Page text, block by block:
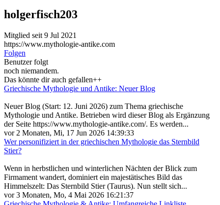
holgerfisch203
Mitglied seit 9 Jul 2021
https://www.mythologie-antike.com
Folgen
Benutzer folgt
noch niemandem.
Das könnte dir auch gefallen++
Griechische Mythologie und Antike: Neuer Blog
Neuer Blog (Start: 12. Juni 2026) zum Thema griechische
Mythologie und Antike. Betrieben wird dieser Blog als Ergänzung
der Seite https://www.mythologie-antike.com/. Es werden...
vor 2 Monaten, Mi, 17 Jun 2026 14:39:33
Wer personifiziert in der griechischen Mythologie das Sternbild
Stier?
Wenn in herbstlichen und winterlichen Nächten der Blick zum
Firmament wandert, dominiert ein majestätisches Bild das
Himmelszelt: Das Sternbild Stier (Taurus). Nun stellt sich...
vor 3 Monaten, Mo, 4 Mai 2026 16:21:37